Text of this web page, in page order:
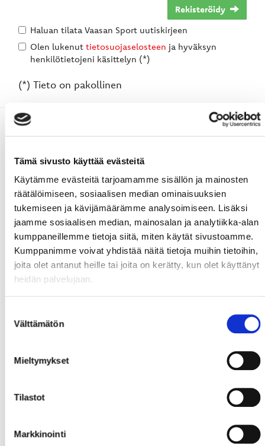
Tämä sivusto käyttää evästeitä
Käytämme evästeitä tarjoamamme sisällön ja mainosten
räätälöimiseen, sosiaalisen median ominaisuuksien
tukemiseen ja kävijämäärämme analysoimiseen. Lisäksi
jaamme sosiaalisen median, mainosalan ja analytiikka-alan
kumppaneillemme tietoja siitä, miten käytät sivustoamme.
Kumppanimme voivat yhdistää näitä tietoja muihin tietoihin,
joita olet antanut heille tai joita on kerätty, kun olet käyttänyt
heidän palvelujaan.
valinta
Välttämätön
Mieltymykset
Tilastot
Markkinointi
Rekisteröidy
Haluan tilata Vaasan Sport uutiskirjeen
Olen lukenut tietosuojaselosteen ja hyväksyn
henkilötietojeni käsittelyn (*)
(*) Tieto on pakollinen